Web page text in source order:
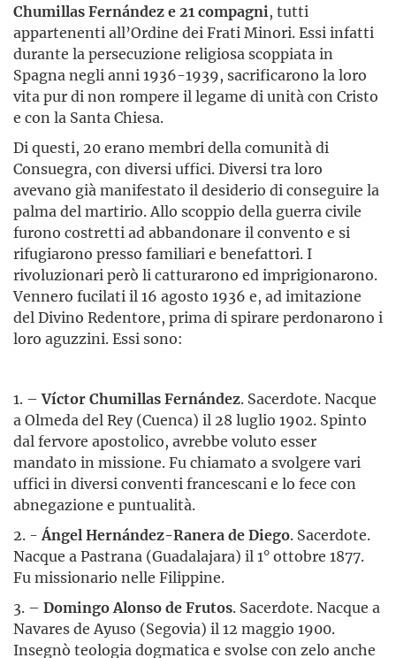
Chumillas Fernández e 21 compagni, tutti
appartenenti all’Ordine dei Frati Minori. Essi infatti
durante la persecuzione religiosa scoppiata in
Spagna negli anni 1936-1939, sacrificarono la loro
vita pur di non rompere il legame di unità con Cristo
e con la Santa Chiesa.
Di questi, 20 erano membri della comunità di
Consuegra, con diversi uffici. Diversi tra loro
avevano già manifestato il desiderio di conseguire la
palma del martirio. Allo scoppio della guerra civile
furono costretti ad abbandonare il convento e si
rifugiarono presso familiari e benefattori. I
rivoluzionari però li catturarono ed imprigionarono.
Vennero fucilati il 16 agosto 1936 e, ad imitazione
del Divino Redentore, prima di spirare perdonarono i
loro aguzzini. Essi sono:
1. –Víctor Chumillas Fernández. Sacerdote. Nacque
a Olmeda del Rey (Cuenca) il 28 luglio 1902. Spinto
dal fervore apostolico, avrebbe voluto esser
mandato in missione. Fu chiamato a svolgere vari
uffici in diversi conventi francescani e lo fece con
abnegazione e puntualità.
2. - Ángel Hernández-Ranera de Diego. Sacerdote.
Nacque a Pastrana (Guadalajara) il 1° ottobre 1877.
Fu missionario nelle Filippine.
3. – Domingo Alonso de Frutos. Sacerdote. Nacque a
Navares de Ayuso (Segovia) il 12 maggio 1900.
Insegnò teologia dogmatica e svolse con zelo anche